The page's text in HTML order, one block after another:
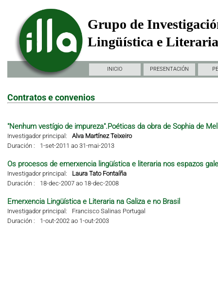
Grupo de
Lingüística e
INICIO PRESENTACIÓN
Contratos e convenios
"Nenhum vestígio de impureza".Poéticas da obra de Sophia de
Investigador principal:
Alva Martínez Teixeiro
Duración :
1-set-2011 ao 31-mai-2013
Os procesos de emerxencia lingüística e literaria nos espazos
Investigador principal:
Laura Tato Fontaíña
Duración :
18-dec-2007 ao 18-dec-2008
Emerxencia Lingüística e Literaria na Galiza e no Brasil
Investigador principal:
Francisco Salinas Portugal
Duración :
1-out-2002 ao 1-out-2003